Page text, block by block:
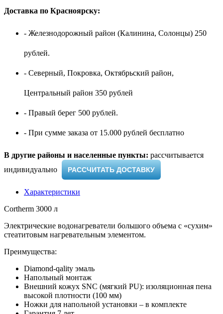
Доставка по Красноярску:
- Железнодорожный район (Калинина, Солонцы) 250
рублей.
- Северный, Покровка, Октябрьский район,
Центральный район 350 рублей
- Правый берег 500 рублей.
- При сумме заказа от 15.000 рублей бесплатно
В другие районы и населенные пункты: рассчитывается
индивидуально ​
РАССЧИТАТЬ ДОСТАВКУ
Характеристики
Cortherm 3000 л
Электрические водонагреватели большого объема с «сухим»
стеатитовым нагревательным элементом.
Преимущества:
Diamond-qality эмаль
Напольный монтаж
Внешний кожух SNC (мягкий PU): изоляционная пена
высокой плотности (100 мм)
Ножки для напольной установки – в комплекте